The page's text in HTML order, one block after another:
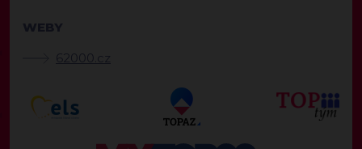
WEBY
62000.cz